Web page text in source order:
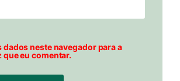
dados neste navegador para a
que eu comentar.